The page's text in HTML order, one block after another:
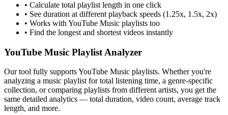
• Calculate total playlist length in one click
• See duration at different playback speeds (1.25x, 1.5x, 2x)
• Works with YouTube Music playlists too
• Find the longest and shortest videos instantly
YouTube Music Playlist Analyzer
Our tool fully supports YouTube Music playlists. Whether you're
analyzing a music playlist for total listening time, a genre-specific
collection, or comparing playlists from different artists, you get the
same detailed analytics — total duration, video count, average track
length, and more.